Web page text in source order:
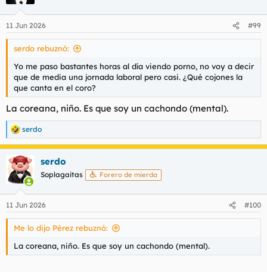
e
s
11 Jun 2026 #99
serdo rebuznó:
Yo me paso bastantes horas al día viendo porno, no voy a decir
que de media una jornada laboral pero casi. ¿Qué cojones la
que canta en el coro?
La coreana, niño. Es que soy un cachondo (mental).
R
e
a
c
c
i
e
s
serdo
serdo
Soplagaitas Forero de mierda
11 Jun 2026 #100
Me lo dijo Pérez rebuznó:
La coreana, niño. Es que soy un cachondo (mental).